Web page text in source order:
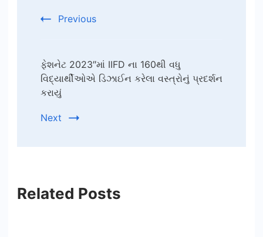
Previous
ફેશનેટ 2023″માં IIFD ના 160થી વધુ
વિદ્યાર્થીઓએ ડિઝાઈન કરેલા વસ્ત્રોનું પ્રદર્શન
કરાયું
Next
Related Posts